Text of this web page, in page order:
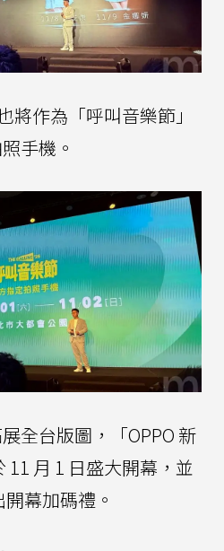
將作為「呼叫音樂節」
手機。
全台版圖，「OPPO 新
月 1 日盛大開幕，並
幕加碼禮。